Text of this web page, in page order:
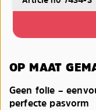
OP MAAT
Geen folie –
perfecte pasvorm